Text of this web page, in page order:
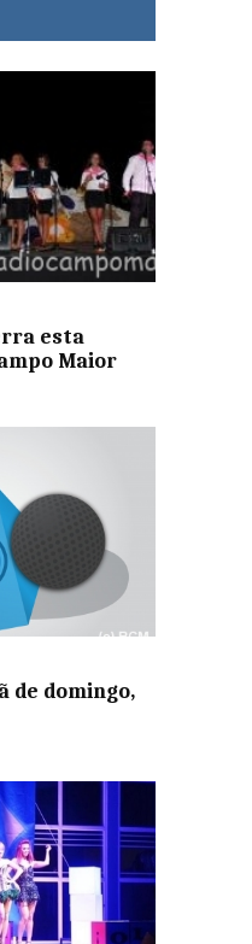
esta
Maior
de domingo,